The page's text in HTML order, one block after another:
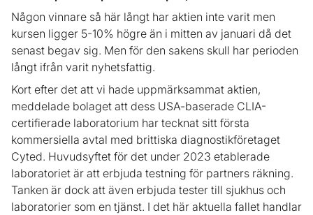
Någon vinnare så här långt har aktien inte varit men
kursen ligger 5-10% högre än i mitten av januari då det
senast begav sig. Men för den sakens skull har perioden
långt ifrån varit nyhetsfattig.
Kort efter det att vi hade uppmärksammat aktien,
meddelade bolaget att dess USA-baserade CLIA-
certifierade laboratorium har tecknat sitt första
kommersiella avtal med brittiska diagnostikföretaget
Cyted. Huvudsyftet för det under 2023 etablerade
laboratoriet är att erbjuda testning för partners räkning.
Tanken är dock att även erbjuda tester till sjukhus och
laboratorier som en tjänst. I det här aktuella fallet handlar